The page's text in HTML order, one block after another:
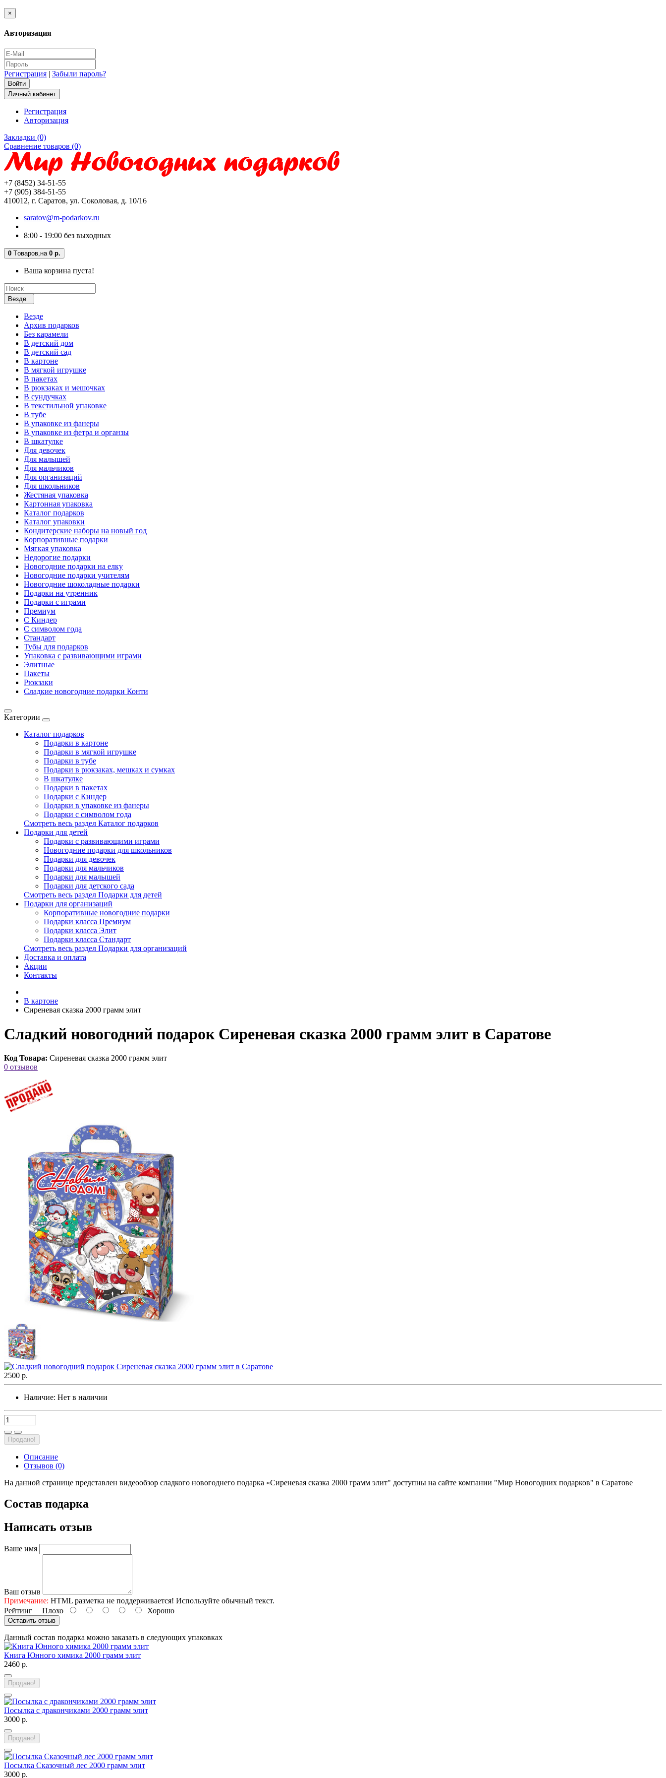
×
Авторизация
Регистрация | Забыли пароль?
Личный кабинет
Регистрация
Авторизация
Закладки (0)
Сравнение товаров (0)
+7 (8452) 34-51-55
+7 (905) 384-51-55
410012, г. Саратов, ул. Соколовая, д. 10/16
saratov@m-podarkov.ru
8:00 - 19:00 без выходных
0 Tоваров, на 0 р.
Ваша корзина пуста!
Везде
Везде
Архив подарков
Без карамели
В детский дом
В детский сад
В картоне
В мягкой игрушке
В пакетах
В рюкзаках и мешочках
В сундучках
В текстильной упаковке
В тубе
В упаковке из фанеры
В упаковке из фетра и органзы
В шкатулке
Для девочек
Для малышей
Для мальчиков
Для организаций
Для школьников
Жестяная упаковка
Картонная упаковка
Каталог подарков
Каталог упаковки
Кондитерские наборы на новый год
Корпоративные подарки
Мягкая упаковка
Недорогие подарки
Новогодние подарки на елку
Новогодние подарки учителям
Новогодние шоколадные подарки
Подарки на утренник
Подарки с играми
Премиум
С Киндер
С символом года
Стандарт
Тубы для подарков
Упаковка с развивающими играми
Элитные
Пакеты
Рюкзаки
Сладкие новогодние подарки Конти
Категории
Каталог подарков
Подарки в картоне
Подарки в мягкой игрушке
Подарки в тубе
Подарки в рюкзаках, мешках и сумках
В шкатулке
Подарки в пакетах
Подарки с Киндер
Подарки в упаковке из фанеры
Подарки с символом года
Смотреть весь раздел Каталог подарков
Подарки для детей
Подарки с развивающими играми
Новогодние подарки для школьников
Подарки для девочек
Подарки для мальчиков
Подарки для малышей
Подарки для детского сада
Смотреть весь раздел Подарки для детей
Подарки для организаций
Корпоративные новогодние подарки
Подарки класса Премиум
Подарки класса Элит
Подарки класса Стандарт
Смотреть весь раздел Подарки для организаций
Доставка и оплата
Акции
Контакты
В картоне
Сиреневая сказка 2000 грамм элит
Сладкий новогодний подарок Сиреневая сказка 2000 грамм элит в Саратове
Код Товара: Сиреневая сказка 2000 грамм элит
0 отзывов
2500 р.
Наличие: Нет в наличии
Продано!
Описание
Отзывов (0)
На данной странице представлен видеообзор сладкого новогоднего подарка «Сиреневая сказка 2000 грамм элит" доступны на сайте компании "Мир Новогодних подарков" в Саратове
Состав подарка
Написать отзыв
Ваше имя
Ваш отзыв
Примечание: HTML разметка не поддерживается! Используйте обычный текст.
Рейтинг Плохо Хорошо
Оставить отзыв
Данный состав подарка можно заказать в следующих упаковках
Книга Юнного химика 2000 грамм элит
2460 р.
Продано!
Посылка с дракончиками 2000 грамм элит
3000 р.
Продано!
Посылка Сказочный лес 2000 грамм элит
3000 р.